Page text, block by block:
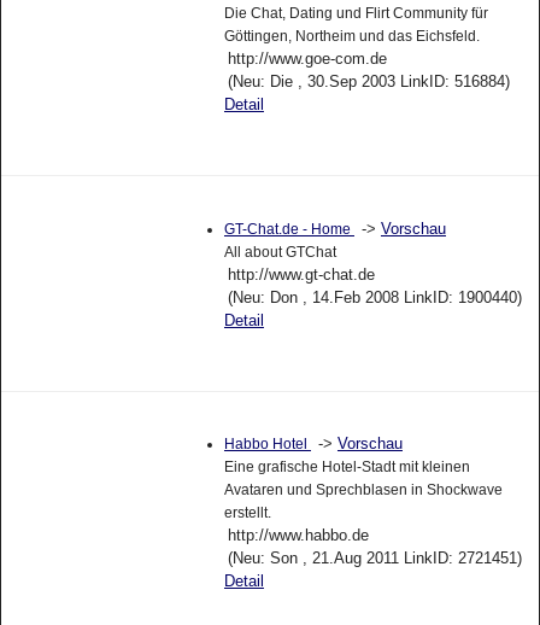
Die Chat, Dating und Flirt Community für
Göttingen, Northeim und das Eichsfeld.
http://www.goe-com.de
(Neu: Die , 30.Sep 2003 LinkID: 516884)
Detail
GT-Chat.de - Home -> Vorschau
All about GTChat
http://www.gt-chat.de
(Neu: Don , 14.Feb 2008 LinkID: 1900440)
Detail
Habbo Hotel -> Vorschau
Eine grafische Hotel-Stadt mit kleinen
Avataren und Sprechblasen in Shockwave
erstellt.
http://www.habbo.de
(Neu: Son , 21.Aug 2011 LinkID: 2721451)
Detail